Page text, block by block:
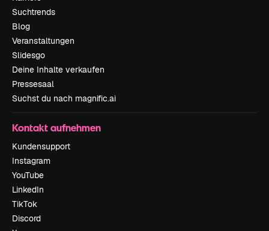
Suchtrends
Blog
Veranstaltungen
Slidesgo
Deine Inhalte verkaufen
Pressesaal
Suchst du nach magnific.ai
Kontakt aufnehmen
Kundensupport
Instagram
YouTube
LinkedIn
TikTok
Discord